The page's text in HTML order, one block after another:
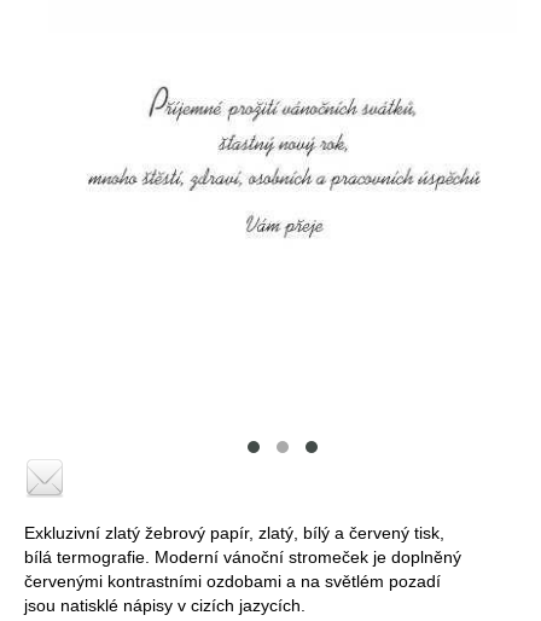
Exkluzivní zlatý žebrový papír, zlatý, bílý a červený tisk,
bílá termografie. Moderní vánoční stromeček je doplněný
červenými kontrastními ozdobami a na světlém pozadí
jsou natisklé nápisy v cizích jazycích.